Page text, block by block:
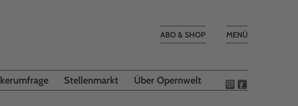
Toggle
MENÜ
ABO & SHOP
Stellenmarkt Über Opernwelt